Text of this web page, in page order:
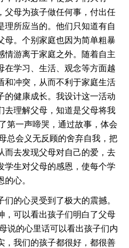
父母为孩子做任何事，付出任
理所应当的。他们只知道有自
母。个别家庭也因为简单粗暴
情游离于家庭之外。随着自主
在学习、生活、观念等方面越
和冲突，从而不利于家庭生活
的健康成长。我设计这一活动
去理解父母，知道是父母将我
第一声啼哭，通过故事，体会
总会义无反顾的舍弃自我，把
而去发现父母对自己的爱，去
学生对父母的感恩，使每个学
心。
们的心灵受到了极大的震撼。
，可以看出孩子们明白了父母
说的心里话可以看出孩子们内
，我们的孩子都很好，都很善